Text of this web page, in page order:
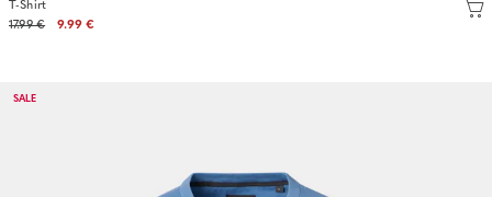
T-Shirt
17.99 €
9.99 €
SALE